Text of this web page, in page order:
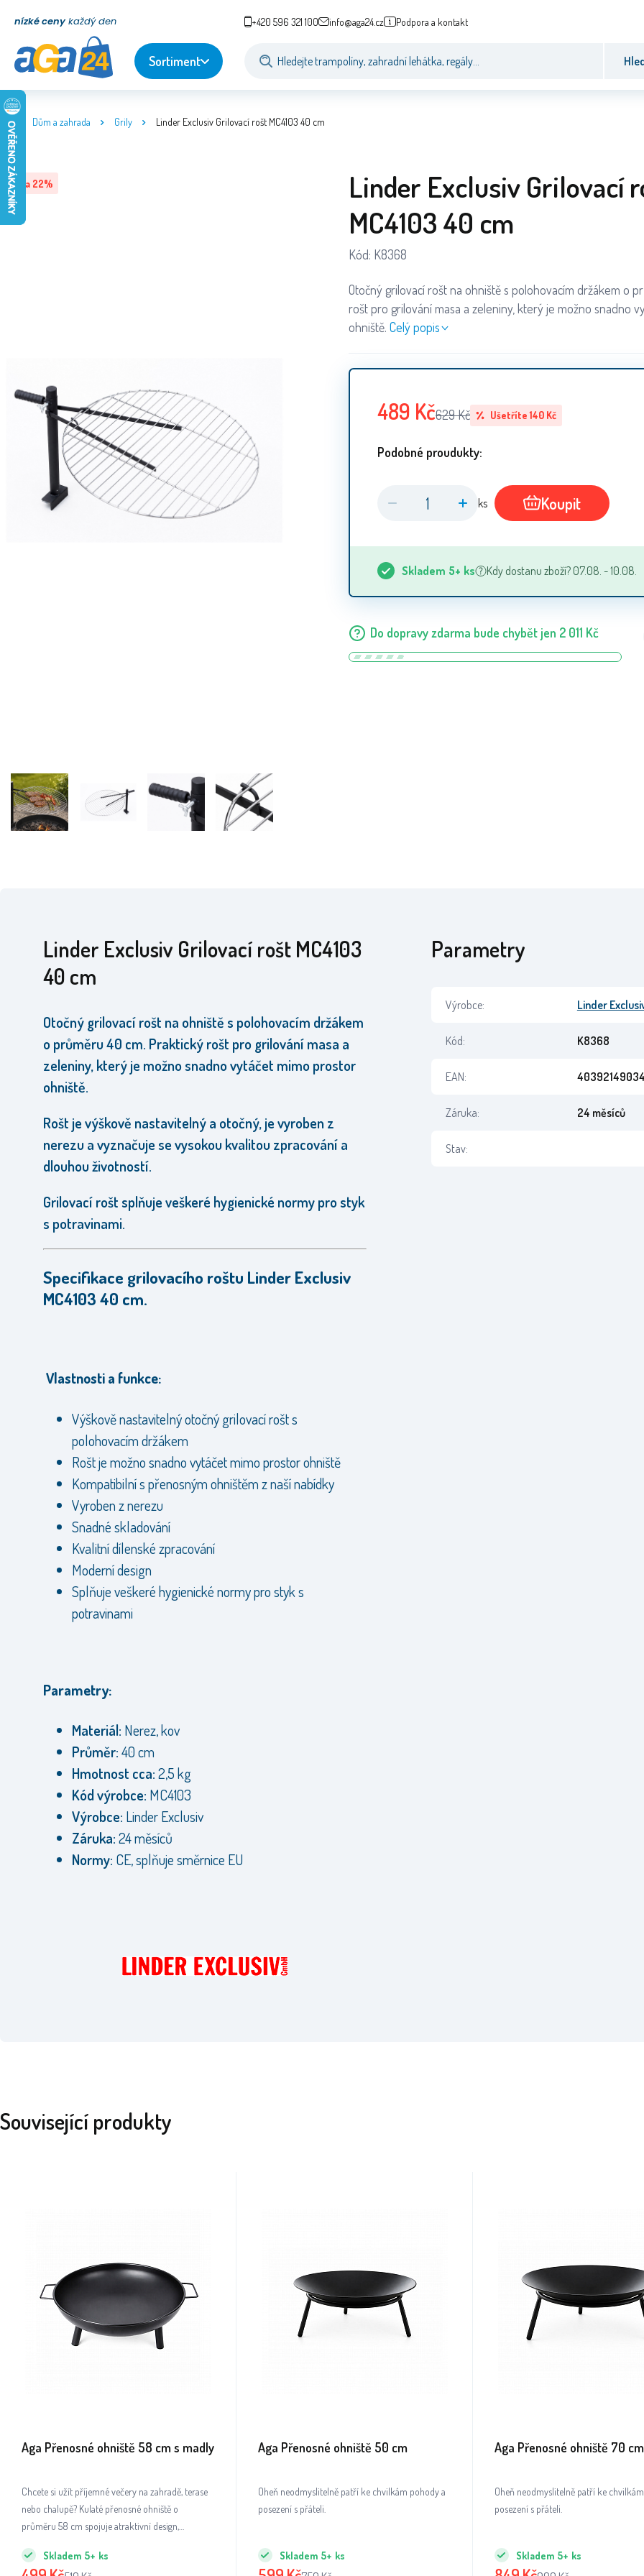
nízké ceny každý den +420 596 321 100 info@aga24.cz Podpora a kontakt
Sortiment
Dům a zahrada Grily Linder Exclusiv Grilovací rošt MC4103 40 cm
Sleva 22%
Linder Exclusiv Grilovací
MC4103 40 cm
Kód: K8368
Otočný grilovací rošt na ohniště s polohovacím držákem o
rošt pro grilování masa a zeleniny, který je možno snadno
ohniště. Celý popis
489 Kč629Kč Ušetříte 140 Kč
Podobné proudukty:
ks Koupit
Skladem 5+ ks Kdy dostanu zboží? 07.08. - 10.08.
Do dopravy zdarma bude chybět jen 2 011 Kč
Linder Exclusiv Grilovací rošt MC4103
40 cm
Otočný grilovací rošt na ohniště s polohovacím držákem
o průměru 40 cm. Praktický rošt pro grilování masa a
zeleniny, který je možno snadno vytáčet mimo prostor
ohniště.
Rošt je výškově nastavitelný a otočný, je vyroben z
nerezu a vyznačuje se vysokou kvalitou zpracování a
dlouhou životností.
Grilovací rošt splňuje veškeré hygienické normy pro styk
s potravinami.
Specifikace grilovacího roštu Linder Exclusiv
MC4103 40 cm.
Vlastnosti a funkce:
Výškově nastavitelný otočný grilovací rošt s
polohovacím držákem
Rošt je možno snadno vytáčet mimo prostor ohniště
Kompatibilní s přenosným ohništěm z naší nabídky
Vyroben z nerezu
Snadné skladování
Kvalitní dílenské zpracování
Moderní design
Splňuje veškeré hygienické normy pro styk s
potravinami
Parametry:
Materiál: Nerez, kov
Průměr:40 cm
Hmotnost cca:2,5 kg
Kód výrobce: MC4103
Výrobce: Linder Exclusiv
Záruka:24 měsíců
Normy: CE, splňuje směrnice EU
Parametry
Výrobce: Linder
Kód: K8368
EAN:
Záruka: 24 měsíců
Stav:
Související produkty
Aga Přenosné ohniště 58 cm s madly
Chcete si užít příjemné večery na zahradě, terase
nebo chalupě? Kulaté přenosné ohniště o
průměru 58 cm spojuje atraktivní design,
produktu.Skladem 5+ ks
Aga Přenosné ohniště 50 cm
Oheň neodmyslitelně patří ke chvilkám pohody a
posezení s přáteli.
Skladem 5+ ks
Aga Přenosné ohniště 70 cm
Oheň neodmyslitelně patří ke
posezení s přáteli.
Skladem 5+ ks